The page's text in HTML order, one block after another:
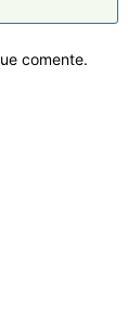
comente.